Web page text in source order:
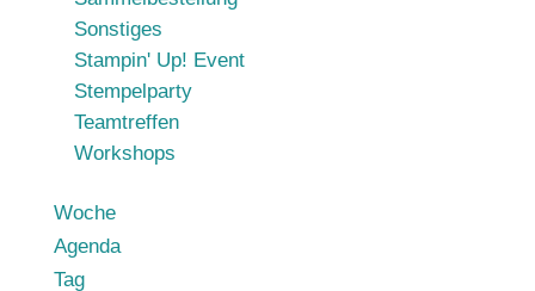
Sonstiges
Stampin' Up! Event
Stempelparty
Teamtreffen
Workshops
Woche
Agenda
Tag